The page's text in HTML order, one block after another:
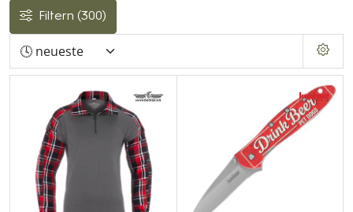
Filtern (300)